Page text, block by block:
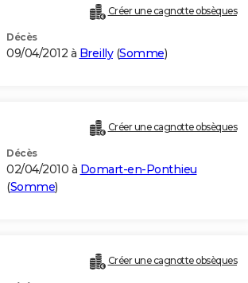
Créer une cagnotte obsèques
Décès
09/04/2012 à Breilly(Somme)
Créer une cagnotte obsèques
Décès
02/04/2010 à Domart-en-Ponthieu
(Somme)
Créer une cagnotte obsèques